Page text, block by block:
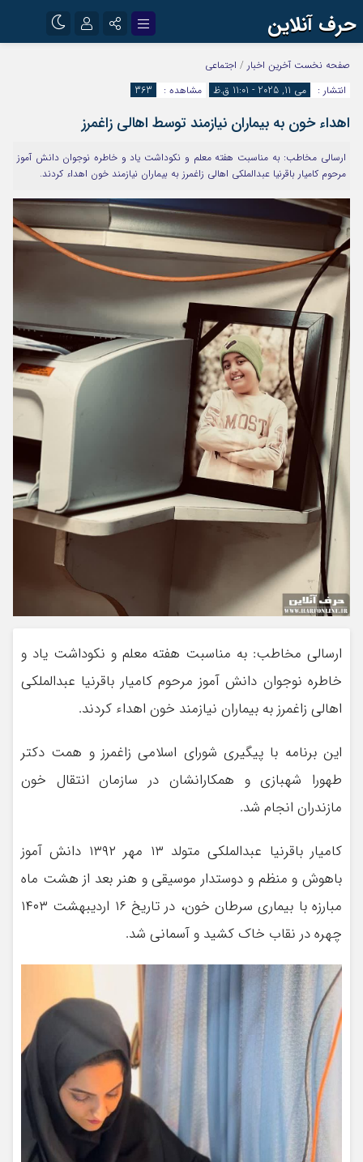
حرف آنلاین
اینستاگرام
آپارات
رمز عبور
صفحه نخست آخرین اخبار / اجتماعی
انتشار :
می 11, 2025 - 11:01 ق.ظ مشاهده : 363
اهداء خون به بیماران نیازمند توسط اهالی زاغمرز
ارسالی مخاطب: به مناسبت هفته معلم و نکوداشت یاد و خاطره نوجوان دانش آموز
مرحوم کامیار باقرنیا عبدالملکی اهالی زاغمرز به بیماران نیازمند خون اهداء کردند.
ارسالی مخاطب: به مناسبت هفته معلم و نکوداشت یاد و
خاطره نوجوان دانش آموز مرحوم کامیار باقرنیا عبدالملکی
اهالی زاغمرز به بیماران نیازمند خون اهداء کردند.
این برنامه با پیگیری شورای اسلامی زاغمرز و همت دکتر
طهورا شهبازی و همکارانشان در سازمان انتقال خون
مازندران انجام شد.
کامیار باقرنیا عبدالملکی متولد ۱۳ مهر ۱۳۹۲ دانش آموز
باهوش و منظم و دوستدار موسیقی و هنر بعد از هشت ماه
مبارزه با بیماری سرطان خون، در تاریخ ۱۶ اردیبهشت ۱۴۰۳
چهره در نقاب خاک کشید و آسمانی شد.